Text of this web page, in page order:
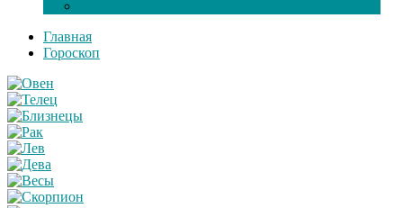
Главная
Гороскоп